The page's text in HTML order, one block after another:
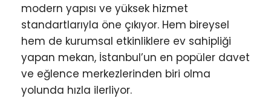
modern yapısı ve yüksek hizmet
standartlarıyla öne çıkıyor. Hem bireysel
hem de kurumsal etkinliklere ev sahipliği
yapan mekan, İstanbul’un en popüler davet
ve eğlence merkezlerinden biri olma
yolunda hızla ilerliyor.